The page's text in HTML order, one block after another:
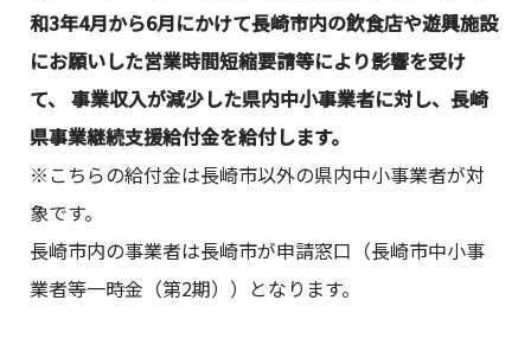
和3年4月から6月にかけて長崎市内の飲食店や遊興施設
にお願いした営業時間短縮要請等により影響を受け
て、 事業収入が減少した県内中小事業者に対し、長崎
県事業継続支援給付金を給付します。
※こちらの給付金は長崎市以外の県内中小事業者が対
象です。
長崎市内の事業者は長崎市が申請窓口（長崎市中小事
業者等一時金（第2期））となります。